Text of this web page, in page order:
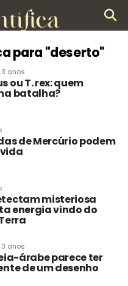
para "deserto"
anos
ou T. rex: quem
batalha?
de Mercúrio podem
misteriosa
energia vindo do
anos
árabe parece ter
de um desenho